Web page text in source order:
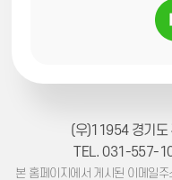
(우)11954 경기도
TEL. 031-557-
본 홈페이지에서 게시된 이메일